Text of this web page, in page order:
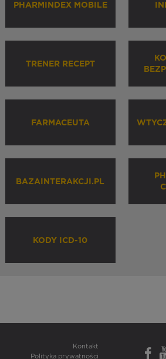
PHARMINDEX MOBILE
TRENER RECEPT
FARMACEUTA
BAZAINTERAKCJI.PL
KODY ICD-10
Kontakt
Polityka prywatności